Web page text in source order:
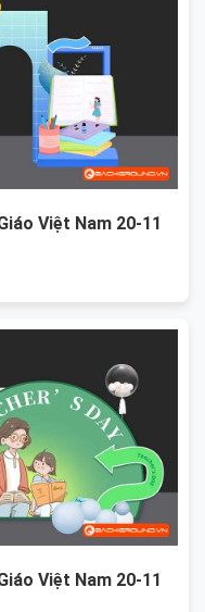
Việt Nam 20-11
Việt Nam 20-11